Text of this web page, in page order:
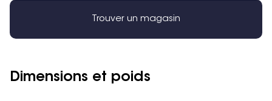
Trouver un magasin
Dimensions et poids